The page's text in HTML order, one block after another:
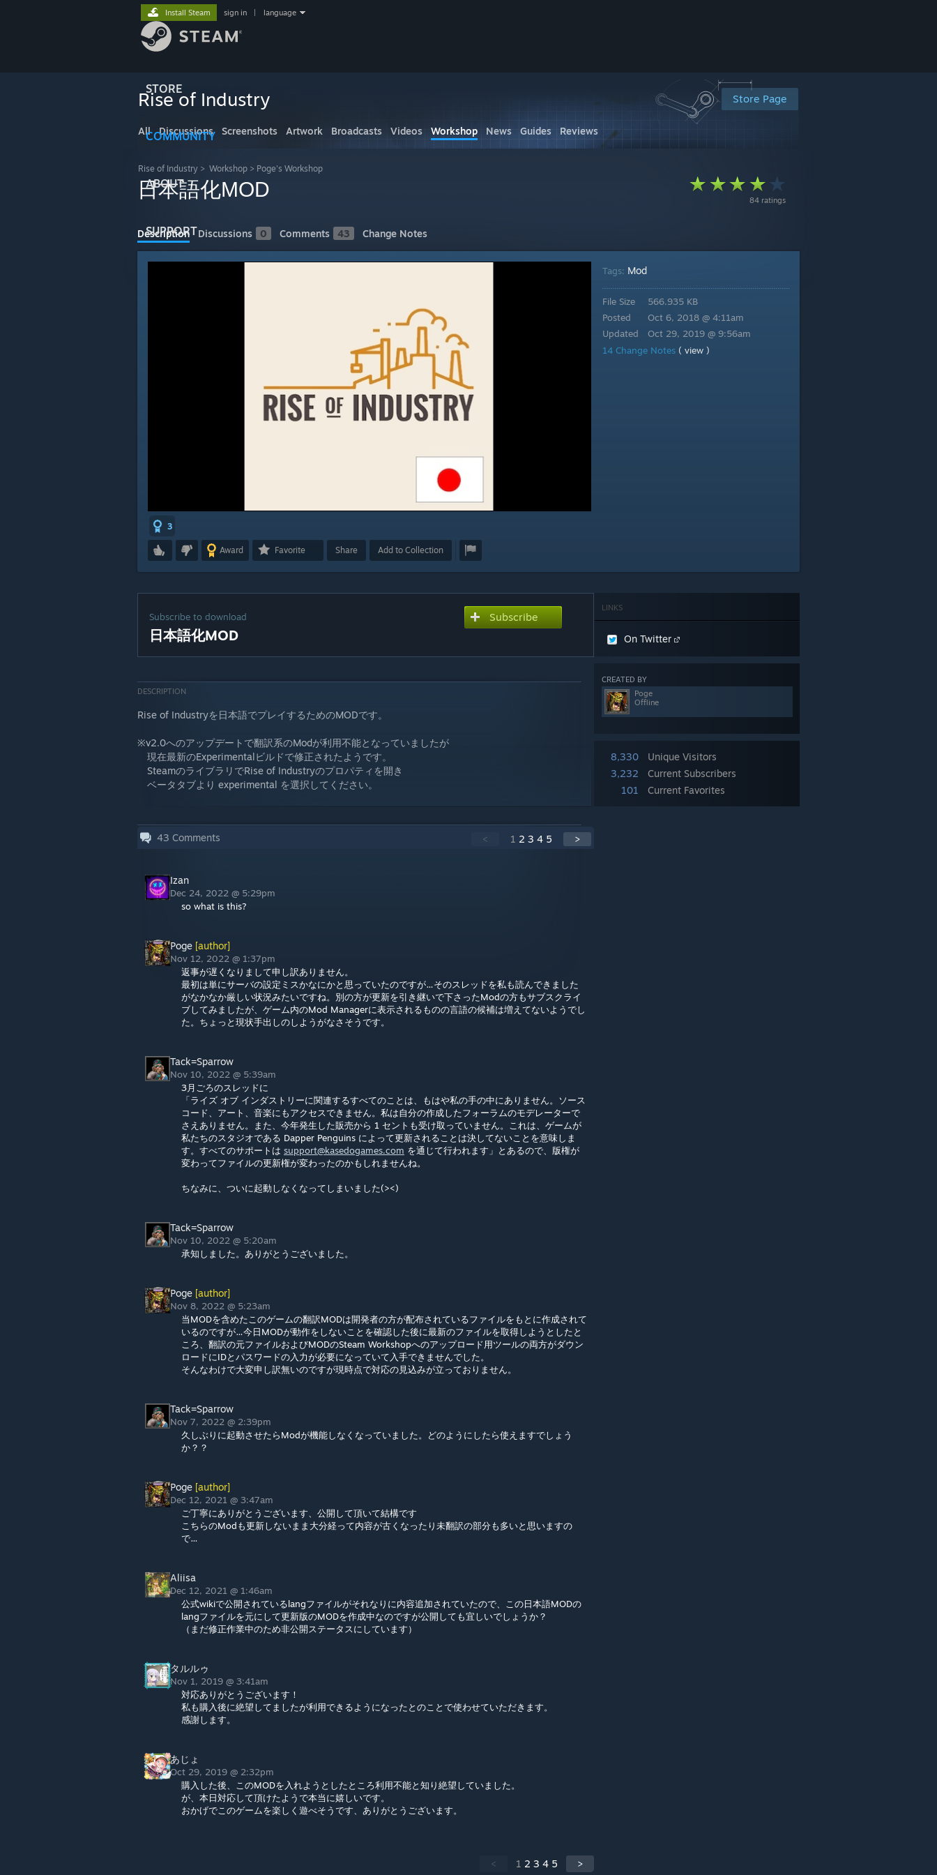
STORE
COMMUNITY
ABOUT
SUPPORT
Install Steam sign in language
Store Page
Rise of Industry
All Discussions Screenshots Artwork Broadcasts Videos Workshop News Guides Reviews
Rise of Industry > Workshop > Poge's Workshop
84 ratings
日本語化MOD
Description Discussions 0 Comments 43 Change Notes
3
Award Favorite Share Add to Collection
Tags: Mod
File Size
Posted
Updated
566.935 KB
Oct 6, 2018 @ 4:11am
Oct 29, 2019 @ 9:56am
14 Change Notes ( view )
LINKS
On Twitter
CREATED BY
Poge
Offline
8,330
Unique Visitors
3,232
Current Subscribers
101
Current Favorites
Subscribe to download
日本語化MOD
Subscribe
DESCRIPTION
Rise of Industryを日本語でプレイするためのMODです。
※v2.0へのアップデートで翻訳系のModが利用不能となっていましたが
現在最新のExperimentalビルドで修正されたようです。
SteamのライブラリでRise of Industryのプロパティを開き
ベータタブより experimental を選択してください。
43 Comments < 1 2 3 4 5 >
Izan
Dec 24, 2022 @ 5:29pm
so what is this?
Poge [author]
Nov 12, 2022 @ 1:37pm
返事が遅くなりまして申し訳ありません。
最初は単にサーバの設定ミスかなにかと思っていたのですが…そのスレッドを私も読んできました
がなかなか厳しい状況みたいですね。別の方が更新を引き継いで下さったModの方もサブスクライ
ブしてみましたが、ゲーム内のMod Managerに表示されるものの言語の候補は増えてないようでし
た。ちょっと現状手出しのしようがなさそうです。
Tack=Sparrow
Nov 10, 2022 @ 5:39am
3月ごろのスレッドに
「ライズ オブ インダストリーに関連するすべてのことは、もはや私の手の中にありません。ソース
コード、アート、音楽にもアクセスできません。私は自分の作成したフォーラムのモデレーターで
さえありません。また、今年発生した販売から 1 セントも受け取っていません。これは、ゲームが
私たちのスタジオである Dapper Penguins によって更新されることは決してないことを意味しま
す。すべてのサポートは support@kasedogames.com を通じて行われます」とあるので、版権が
変わってファイルの更新権が変わったのかもしれませんね。
ちなみに、ついに起動しなくなってしまいました(><)
Tack=Sparrow
Nov 10, 2022 @ 5:20am
承知しました。ありがとうございました。
Poge [author]
Nov 8, 2022 @ 5:23am
当MODを含めたこのゲームの翻訳MODは開発者の方が配布されているファイルをもとに作成されて
いるのですが…今日MODが動作をしないことを確認した後に最新のファイルを取得しようとしたと
ころ、翻訳の元ファイルおよびMODのSteam Workshopへのアップロード用ツールの両方がダウン
ロードにIDとパスワードの入力が必要になっていて入手できませんでした。
そんなわけで大変申し訳無いのですが現時点で対応の見込みが立っておりません。
Tack=Sparrow
Nov 7, 2022 @ 2:39pm
久しぶりに起動させたらModが機能しなくなっていました。どのようにしたら使えますでしょう
か？？
Poge [author]
Dec 12, 2021 @ 3:47am
ご丁寧にありがとうございます、公開して頂いて結構です
こちらのModも更新しないまま大分経って内容が古くなったり未翻訳の部分も多いと思いますの
で…
Aliisa
Dec 12, 2021 @ 1:46am
公式wikiで公開されているlangファイルがそれなりに内容追加されていたので、この日本語MODの
langファイルを元にして更新版のMODを作成中なのですが公開しても宜しいでしょうか？
（まだ修正作業中のため非公開ステータスにしています）
タルルゥ
Nov 1, 2019 @ 3:41am
対応ありがとうございます！
私も購入後に絶望してましたが利用できるようになったとのことで使わせていただきます。
感謝します。
あじょ
Oct 29, 2019 @ 2:32pm
購入した後、このMODを入れようとしたところ利用不能と知り絶望していました。
が、本日対応して頂けたようで本当に嬉しいです。
おかげでこのゲームを楽しく遊べそうです、ありがとうございます。
< 1 2 3 4 5 >